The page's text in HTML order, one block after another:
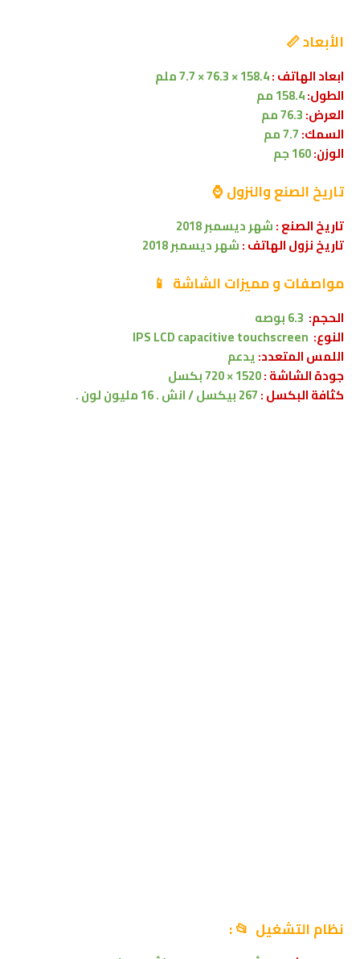
الأبعاد 📏
ابعاد الهاتف :158.4 × 76.3 × 7.7 ملم
الطول:158.4 مم
العرض:
السمك:7.7 مم
الوزن:
تاريخ الصنع والنزول ⌚
تاريخ الصنع :شهرديسمبر 2018
تاريخ نزول الهاتف :شهرديسمبر 2018
مواصفاتو مميزات الشاشة 📱
الحجم:
النوع: IPS LCD capacitive touchscreen
اللمس المتعدد:يدعم
جودة الشاشة :1520 × 720 بكسل
كثافة البكسل :267 بيكسل / انش . 16 مليون لون .
نظام التشغيل 📂 :